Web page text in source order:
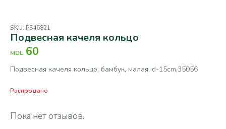
SKU: PS46821
Подвесная качеля кольцо
MDL 60
Подвесная качеля кольцо, бамбук, малая, d-15cm,35056
Распродано
Пока нет отзывов.